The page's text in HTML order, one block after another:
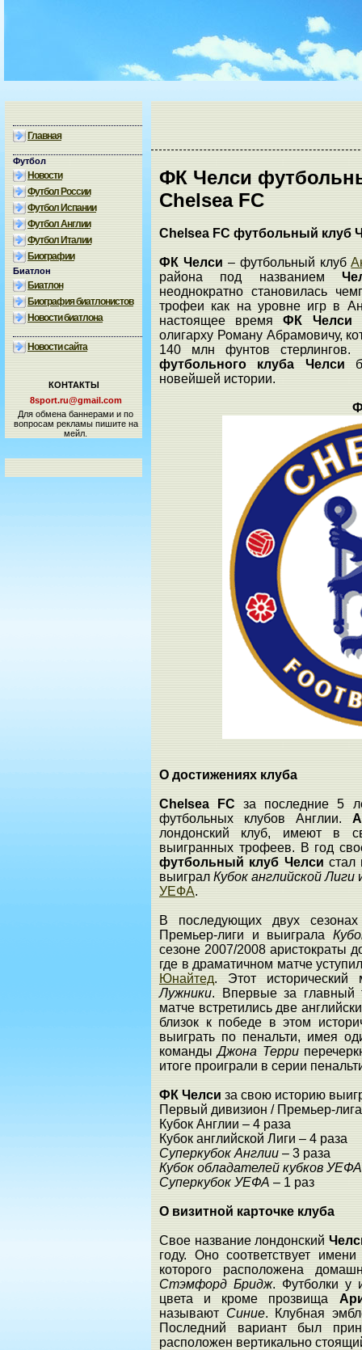
Главная
Футбол
Новости
Футбол России
Футбол Испании
Футбол Англии
Футбол Италии
Биографии
Биатлон
Биатлон
Биография биатлонистов
Новости биатлона
Новости сайта
КОНТАКТЫ
8sport.ru@gmail.com
Для обмена баннерами и по
вопросам рекламы пишите на
мейл.
ФК Челси
Chelsea FC
Chelsea FC футбольный клуб
ФК Челси – футбольный клуб
района под названием
неоднократно становилась
трофеи как на уровне игр в
настоящее времяФК Челси
олигарху Роману Абрамовичу,
140 млн фунтов
футбольного клуба Челси
новейшей истории.
О достижениях клуба
Chelsea FC за последние 5
футбольных клубов Англии.
лондонский клуб, имеют в
выигранных трофеев. В год
футбольный клуб Челси стал
выигралКубок английской Лиги
УЕФА.
В последующих двух
Премьер-лиги и выиграла
сезоне 2007/2008
где в драматичном матче
Юнайтед. Этот
Лужники. Впервые за главный
матче встретились две
близок к победе в этом
выиграть по пенальти, имея
командыДжона Терри
итоге проиграли в серии
ФК Челси за свою историю
Первый дивизион / Премьер-
Кубок Англии – 4 раза
Кубок английской Лиги – 4 раза
Суперкубок Англии – 3 раза
Кубок обладателей кубков
Суперкубок УЕФА – 1 раз
О визитной карточке клуба
Свое название лондонский
году. Оно соответствует
которого расположена
Стэмфорд Бридж. Футболки у
цвета и кроме прозвища
называют Синие. Клубная
Последний вариант был
расположен вертикально